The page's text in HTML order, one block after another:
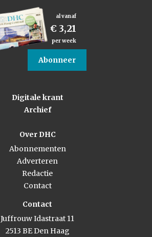
al vanaf
€ 3,21
per week
Abonneer
Digitale krant
Archief
Over DHC
Abonnementen
Adverteren
Redactie
Contact
Contact
Juffrouw Idastraat 11
2513 BE Den Haag